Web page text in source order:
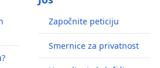
философ
Деспотовић
Započnite peticiju
Smernice za privatnost